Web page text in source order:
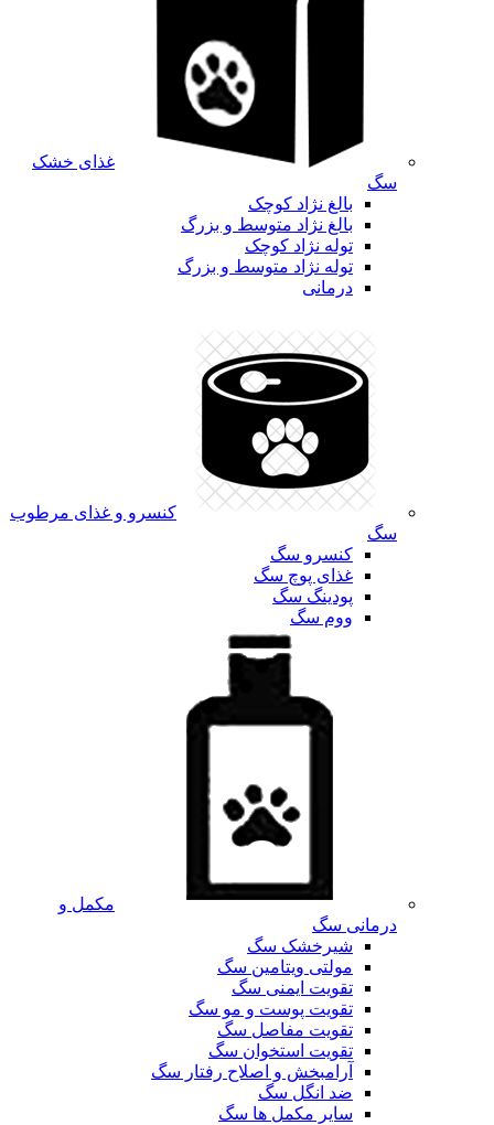
غذای خشک
سگ
بالغ نژاد کوچک
بالغ نژاد متوسط و بزرگ
توله نژاد کوچک
توله نژاد متوسط و بزرگ
درمانی
کنسرو و غذای مرطوب
سگ
کنسرو سگ
غذای پوچ سگ
پودینگ سگ
ووم سگ
مکمل و
درمانی سگ
شیرخشک سگ
مولتی ویتامین سگ
تقویت ایمنی سگ
تقویت پوست و مو سگ
تقویت مفاصل سگ
تقویت استخوان سگ
آرامبخش و اصلاح رفتار سگ
ضد انگل سگ
سایر مکمل ها سگ